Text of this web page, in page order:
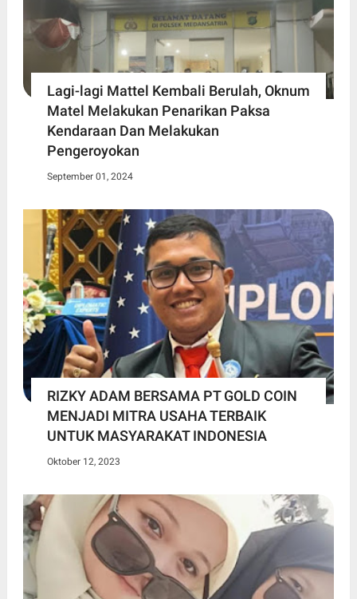
Lagi-lagi Mattel Kembali Berulah, Oknum
Matel Melakukan Penarikan Paksa
Kendaraan Dan Melakukan
Pengeroyokan
September 01, 2024
RIZKY ADAM BERSAMA PT GOLD COIN
MENJADI MITRA USAHA TERBAIK
UNTUK MASYARAKAT INDONESIA
Oktober 12, 2023